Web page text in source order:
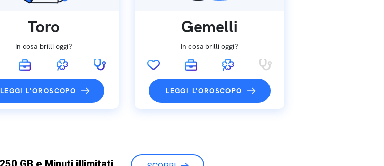
Toro
In cosa brilli oggi?
LEGGI L'OROSCOPO
Gemelli
In cosa brilli oggi?
LEGGI L'OROSCOPO